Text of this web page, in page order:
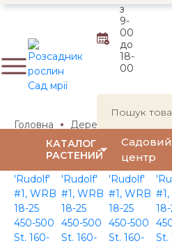
з
9-
00
до
18-
00
КАТАЛОГ
РАСТЕНИЙ
Садовий
центр
Головна Дерева